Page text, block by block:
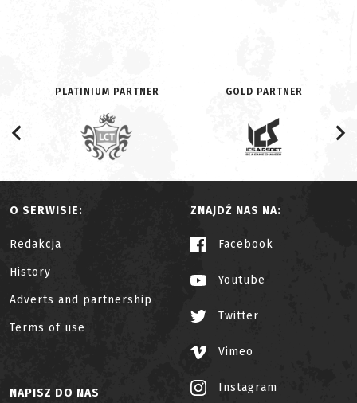
PLATINIUM PARTNER GOLD PARTNER
O SERWISIE:
Redakcja
History
Adverts and partnership
Terms of use
ZNAJDŹ NAS NA:
Facebook
Youtube
Twitter
Vimeo
Instagram
NAPISZ DO NAS